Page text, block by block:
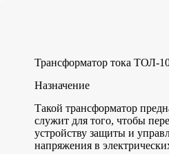
Трансформатор тока ТОЛ-
Назначение
Такой трансформатор
служит для того, чтобы
устройству защиты и
напряжения в